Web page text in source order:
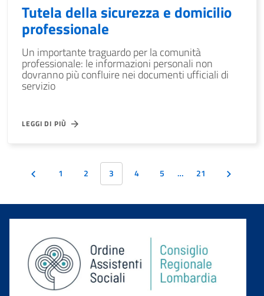
Tutela della sicurezza e domicilio
professionale
Un importante traguardo per la comunità
professionale: le informazioni personali non
dovranno più confluire nei documenti ufficiali di
servizio
LEGGI DI PIÙ
1 2 3 4 5 … 21